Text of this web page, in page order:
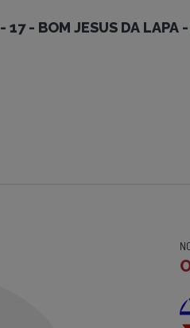
17 - BOM JESUS DA LAPA -